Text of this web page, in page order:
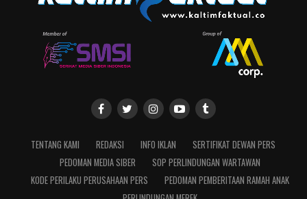
TENTANG KAMI REDAKSI INFO IKLAN
SERTIFIKAT DEWAN PERS
PEDOMAN MEDIA SIBER
SOP PERLINDUNGAN WARTAWAN
KODE PERILAKU PERUSAHAAN PERS
PEDOMAN PEMBERITAAN RAMAH ANAK